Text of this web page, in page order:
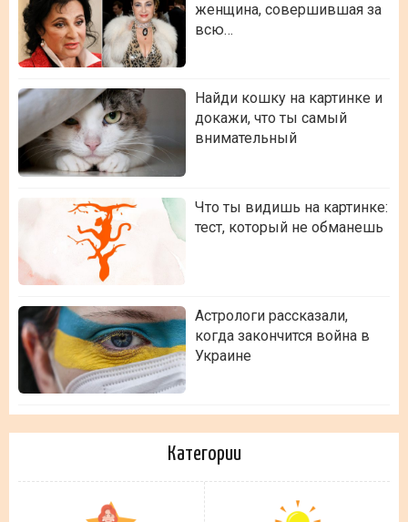
женщина, совершившая за
всю…
Найди кошку на картинке и
докажи, что ты самый
внимательный
Что ты видишь на картинке:
тест, который не обманешь
Астрологи рассказали,
когда закончится война в
Украине
Категории